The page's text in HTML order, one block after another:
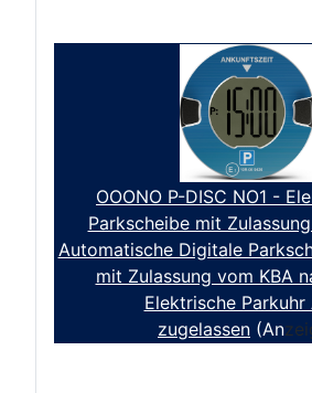
OOONO P-DISC NO1 -
Parkscheibe mit
Automatische Digitale
mit Zulassung vom KBA
Elektrische Parkuhr
zugelassen (An